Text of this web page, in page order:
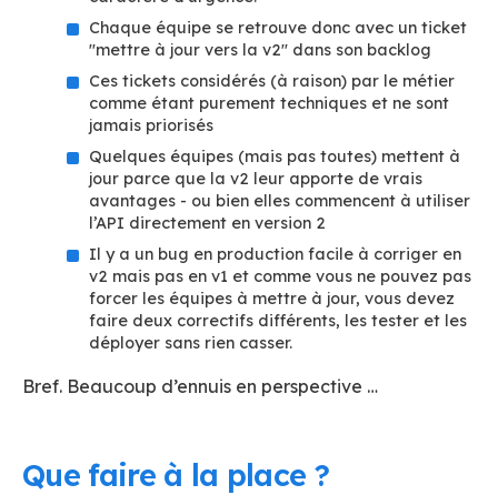
Chaque équipe se retrouve donc avec un ticket
"mettre à jour vers la v2" dans son backlog
Ces tickets considérés (à raison) par le métier
comme étant purement techniques et ne sont
jamais priorisés
Quelques équipes (mais pas toutes) mettent à
jour parce que la v2 leur apporte de vrais
avantages - ou bien elles commencent à utiliser
l’API directement en version 2
Il y a un bug en production facile à corriger en
v2 mais pas en v1 et comme vous ne pouvez pas
forcer les équipes à mettre à jour, vous devez
faire deux correctifs différents, les tester et les
déployer sans rien casser.
Bref. Beaucoup d’ennuis en perspective …
Que faire à la place ?